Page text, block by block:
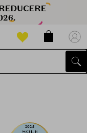
2025